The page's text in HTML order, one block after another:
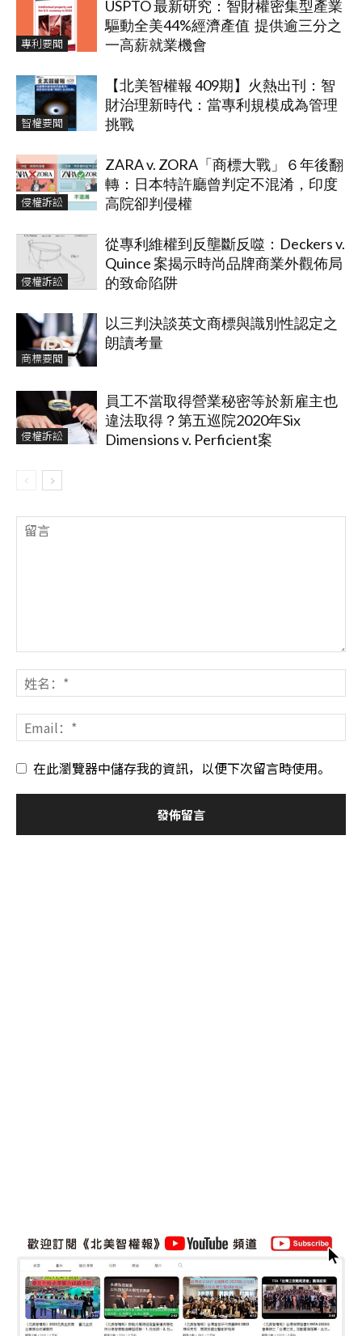
專利要聞
USPTO 最新研究：智財權密集型產業
驅動全美44%經濟產值 提供逾三分之
一高薪就業機會
智權要聞
【北美智權報 409期】火熱出刊：智
財治理新時代：當專利規模成為管理
挑戰
侵權訴訟
ZARA v. ZORA「商標大戰」６年後翻
轉：日本特許廳曾判定不混淆，印度
高院卻判侵權
侵權訴訟
從專利維權到反壟斷反噬：Deckers v.
Quince 案揭示時尚品牌商業外觀佈局
的致命陷阱
商標要聞
以三判決談英文商標與識別性認定之
朗讀考量
侵權訴訟
員工不當取得營業秘密等於新雇主也
違法取得？第五巡院2020年Six
Dimensions v. Perficient案
在此瀏覽器中儲存我的資訊，以便下次留言時使用。